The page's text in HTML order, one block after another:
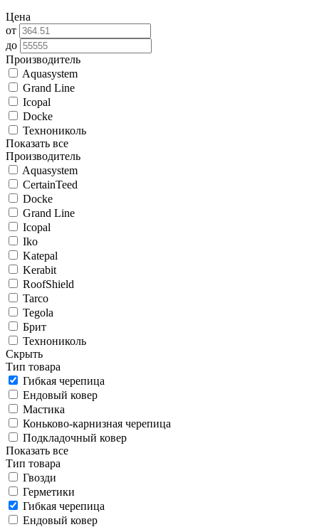
Цена
от
до
Производитель
Aquasystem
Grand Line
Icopal
Docke
Технониколь
Показать все
Производитель
Aquasystem
CertainTeed
Docke
Grand Line
Icopal
Iko
Katepal
Kerabit
RoofShield
Tarco
Tegola
Брит
Технониколь
Скрыть
Тип товара
Гибкая черепица
Ендовый ковер
Мастика
Коньково-карнизная черепица
Подкладочный ковер
Показать все
Тип товара
Гвозди
Герметики
Гибкая черепица
Ендовый ковер